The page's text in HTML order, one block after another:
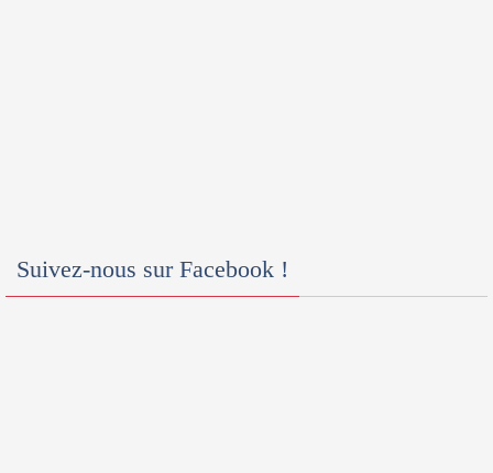
Suivez-nous sur Facebook !